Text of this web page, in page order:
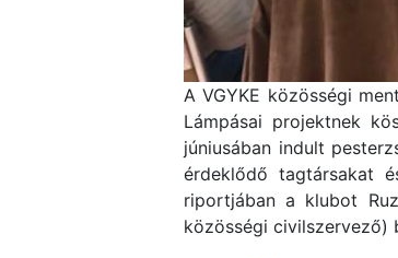
A VGYKE közösségi
Lámpásai projektnek
júniusában indult
érdeklődő tagtársakat
riportjában a klubot
közösségi civilszervező)